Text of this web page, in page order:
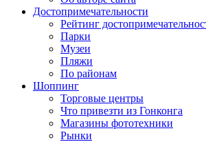
Достопримечательности
Рейтинг
Парки
Музеи
Пляжи
По районам
Шоппинг
Торговые центры
Что привезти из Гонконга
Магазины фототехники
Рынки